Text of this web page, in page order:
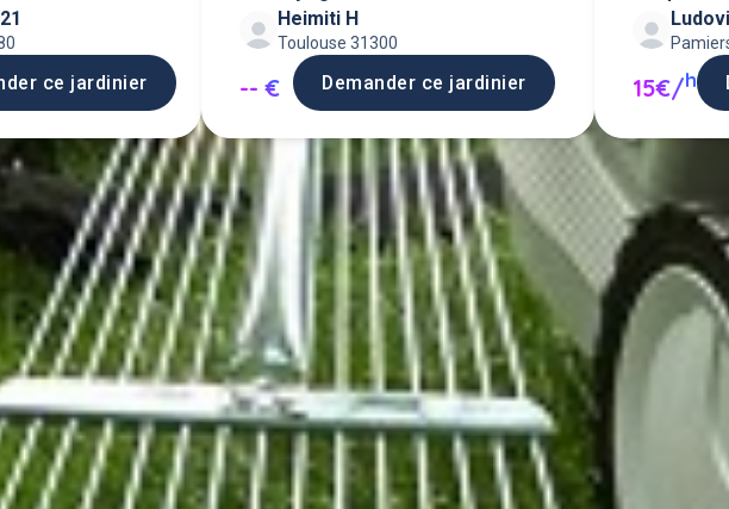
ce jardinier
espaces
Heimiti H
Toulouse 31300
-- € Demander ce jardinier 15€/h
Demande un service d'entretien
entre voisins ou proposer mes services
d'espace vert.
Poster une annonce